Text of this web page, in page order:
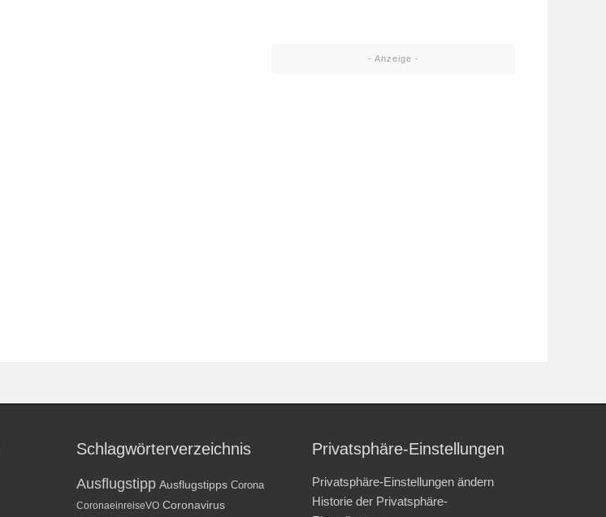
- Anzeige -
Schlagwörterverzeichnis
Ausflugstipp Ausflugstipps Corona
CoronaeinreiseVO Coronavirus
Privatsphäre-Einstellungen
Privatsphäre-Einstellungen ändern
Historie der Privatsphäre-